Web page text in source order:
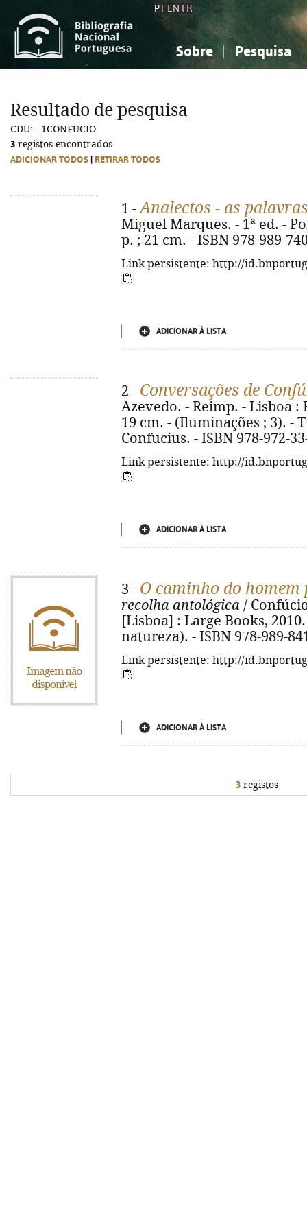
PT EN FR
Sobre Pesquisa
Ciências sociais...
Ciências sociais...
Resultado de pesquisa
CDU: =1CONFUCIO
3 registos encontrados
ADICIONAR TODOS RETIRAR TODOS
1 -Analectos - as
Miguel Marques. - 1ª ed. -
p. ; 21 cm. - ISBN 978-989-
Link persistente: http://
ADICIONAR À LISTA
2 - Conversações de
Azevedo. - Reimp. - Lisboa :
19 cm. - (Iluminações ; 3). -
Confucius. - ISBN 978-972-
Link persistente: http://
ADICIONAR À LISTA
3 - O caminho do
recolha antológica /
[Lisboa] : Large Books,
natureza). - ISBN 978-989-
Link persistente: http://
ADICIONAR À LISTA
3 registos